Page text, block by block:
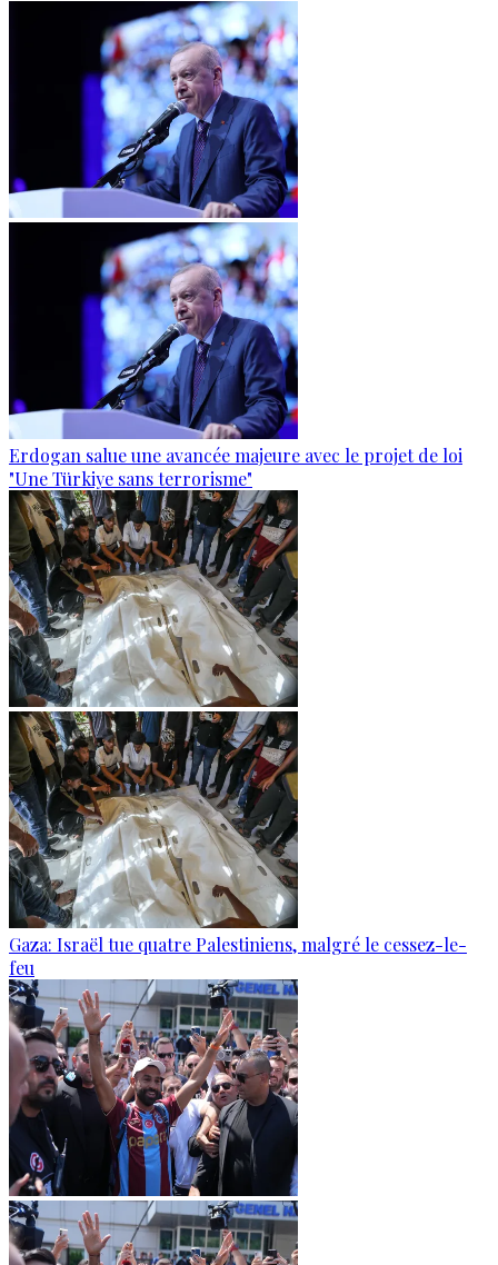
Erdogan salue une avancée majeure avec le projet de loi
"Une Türkiye sans terrorisme"
Gaza: Israël tue quatre Palestiniens, malgré le cessez-le-
feu